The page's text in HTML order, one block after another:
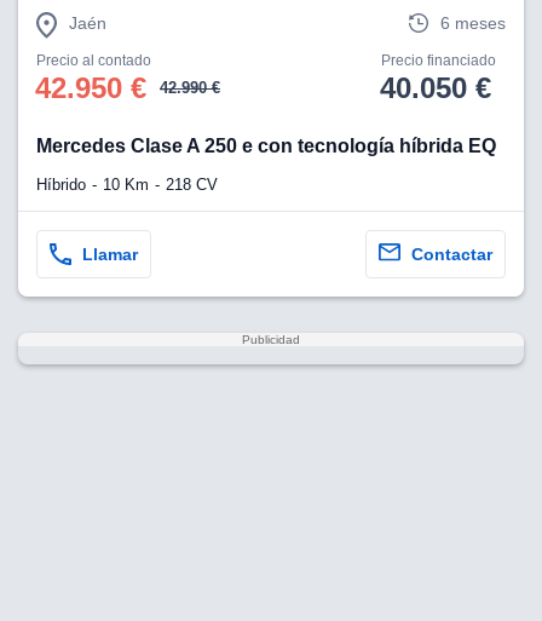
Jaén 6 meses
Precio al contado
42.950 € 42.990 €
Precio financiado
40.050 €
Mercedes Clase A 250 e con tecnología híbrida EQ
Híbrido 10 Km 218 CV
Llamar Contactar